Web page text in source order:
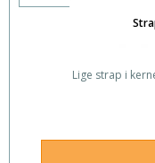
Lige strap i